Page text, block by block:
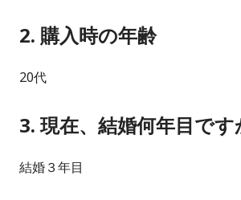
2. 購入時の年齢
20代
3. 現在、結婚何年目です
結婚３年目